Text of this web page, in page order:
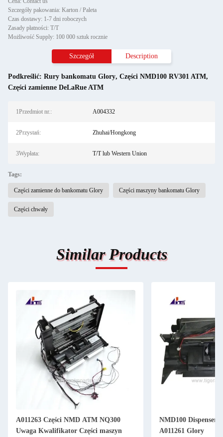
Szczegóły pakowania: Karton / Paleta
Czas dostawy: 1-7 dni roboczych
Zasady płatności: T/T
Możliwość Supply: 100 000 sztuk rocznie
Szczegół Description
Podkreślić: Rury bankomatu Glory, Części NMD100 RV301 ATM,
Części zamienne DeLaRue ATM
1Przedmiot nr.: A004332
2Przystań: Zhuhai/Hongkong
3Wypłata: T/T lub Western Union
Tags:
Części zamienne do bankomatu Glory Części maszyny bankomatu Glory
Części chwały
Similar Products
A011263 Części NMD ATM NQ300
Uwaga Kwalifikator Części maszyn
NMD100 Dispenser
A011261 Glory